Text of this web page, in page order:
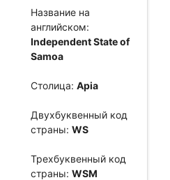
Название на
английском:
Independent State of
Samoa
Столица: Apia
Двухбуквенный код
страны: WS
Трехбуквенный код
страны: WSM